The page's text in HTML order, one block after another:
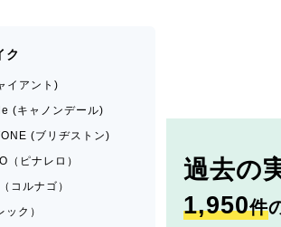
過去の
1,950件
ク
イアント)
(キャノンデール)
(ブリヂストン)
（ピナレロ）
コルナゴ）
ク）